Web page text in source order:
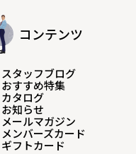
コンテンツ
スタッフブログ
おすすめ特集
カタログ
お知らせ
メールマガジン
メンバーズカード
ギフトカード